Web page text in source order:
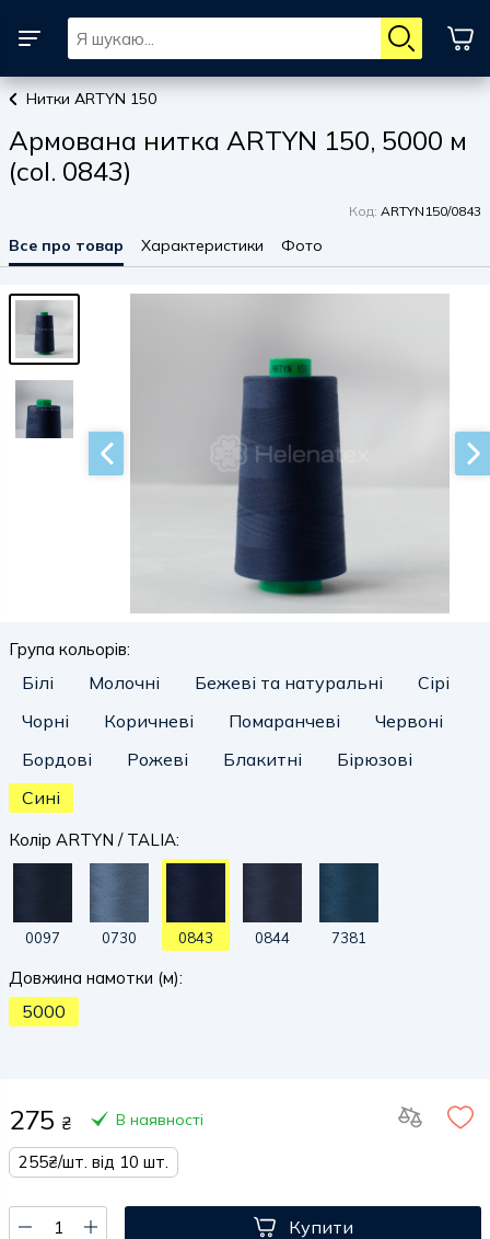
Нитки ARTYN 150
Армована нитка ARTYN 150, 5000 м
(col. 0843)
Код: ARTYN150/0843
Все про товар Характеристики Фото
Група кольорів:
Білі Молочні Бежеві та натуральні
Сірі
Чорні
Коричневі Помаранчеві
Червоні
Бордові
Рожеві Блакитні
Бірюзові
Сині
Колір ARTYN / TALIA:
0097 0730 0843 0844 7381
Довжина намотки (м):
5000
275 ₴ В наявності
255₴/шт. від 10 шт.
Купити